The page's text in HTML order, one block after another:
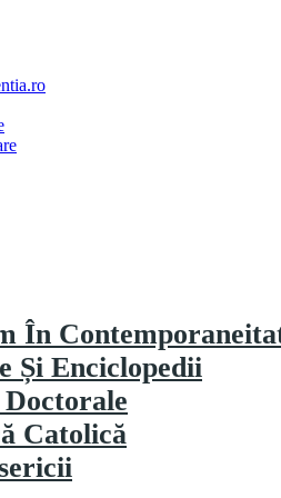
În
Și Enciclopedii
Catolică